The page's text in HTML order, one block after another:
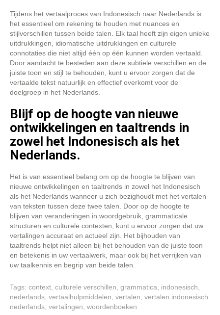
Tijdens het vertaalproces van Indonesisch naar Nederlands is
het essentieel om rekening te houden met nuances en
stijlverschillen tussen beide talen. Elk taal heeft zijn eigen unieke
uitdrukkingen, idiomatische uitdrukkingen en culturele
connotaties die niet altijd één op één kunnen worden vertaald.
Door aandacht te besteden aan deze subtiele verschillen en de
juiste toon en stijl te behouden, kunt u ervoor zorgen dat de
vertaalde tekst natuurlijk en effectief overkomt voor de
doelgroep in het Nederlands.
Blijf op de hoogte van nieuwe
ontwikkelingen en taaltrends in
zowel het Indonesisch als het
Nederlands.
Het is van essentieel belang om op de hoogte te blijven van
nieuwe ontwikkelingen en taaltrends in zowel het Indonesisch
als het Nederlands wanneer u zich bezighoudt met het vertalen
van teksten tussen deze twee talen. Door op de hoogte te
blijven van veranderingen in woordgebruik, grammaticale
structuren en culturele contexten, kunt u ervoor zorgen dat uw
vertalingen accuraat en actueel zijn. Het bijhouden van
taaltrends helpt niet alleen bij het behouden van de juiste toon
en betekenis in uw vertaalwerk, maar ook bij het verrijken van
uw taalkennis en begrip van beide talen.
Tags: context culturele verschillen grammatica indonesisch
nederlands vertaalhulpmiddelen vertalen vertalen indonesisch
nederlands vertalingen woordenboeken